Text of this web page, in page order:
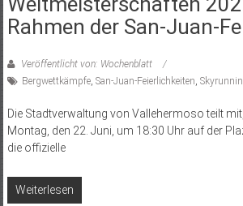
Rahmen der San-Juan-
Veröffentlicht von: Wochenblatt
Bergwettkämpfe, San-Juan-Feierlichkeiten
Die Stadtverwaltung von Vallehermoso teilt
Montag, den 22. Juni, um 18:30 Uhr auf der
die offizielle
Weiterlesen